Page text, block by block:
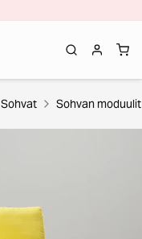
Sohvat Sohvan moduulit